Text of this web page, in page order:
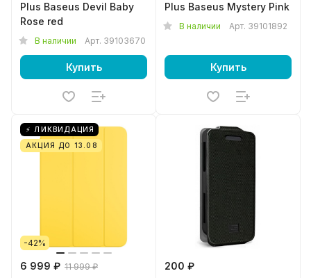
Plus Baseus Devil Baby
Rose red
В наличии Арт. 39103670
Купить
Plus Baseus Mystery Pink
В наличии Арт. 39101892
Купить
⚡ ЛИКВИДАЦИЯ
АКЦИЯ ДО 13.08
-42%
6 999 ₽ 11 999 ₽
200 ₽